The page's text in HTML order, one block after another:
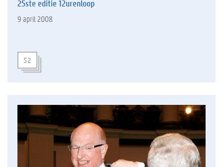
25ste editie 12urenloop
9 april 2008
52